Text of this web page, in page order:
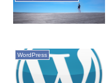
WordPress